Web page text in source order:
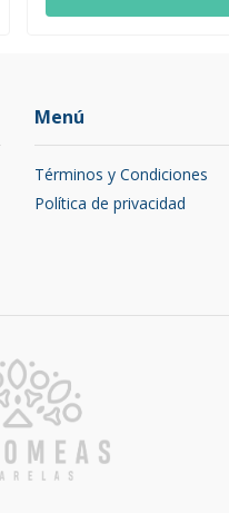
Menú
Términos y Condiciones
Política de privacidad